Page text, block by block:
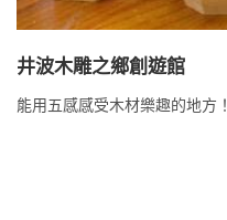
井波木雕之鄉創遊館
能用五感感受木材樂趣的地方！